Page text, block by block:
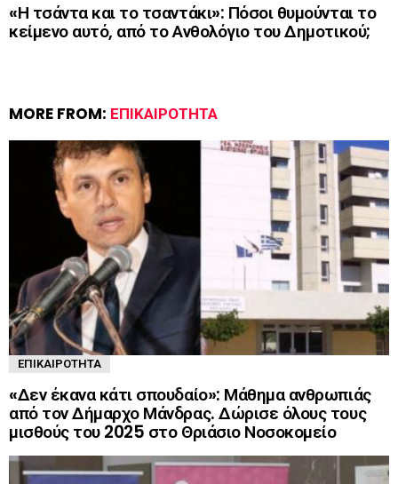
«Η τσάντα και το τσαντάκι»: Πόσοι θυμούνται το
κείμενο αυτό, από το Ανθολόγιο του Δημοτικού;
MORE FROM: ΕΠΙΚΑΙΡΌΤΗΤΑ
ΕΠΙΚΑΙΡΌΤΗΤΑ
«Δεν έκανα κάτι σπουδαίο»: Μάθημα ανθρωπιάς
από τον Δήμαρχο Μάνδρας. Δώρισε όλους τους
μισθούς του 2025 στο Θριάσιο Νοσοκομείο